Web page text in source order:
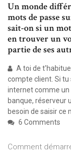
Un monde
mots de passe
sait-on si un
en trouver un
partie de ses
A toi de
compte client. Si
internet comme un
banque, réserveur
besoin de saisir ce
6 Comments
Comment